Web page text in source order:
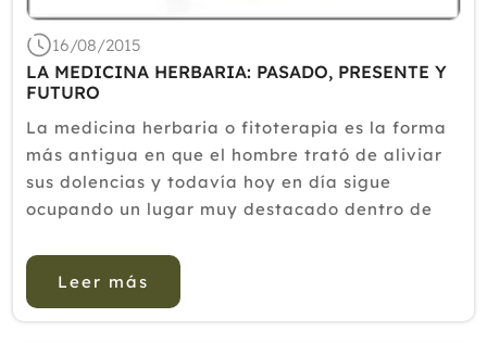
2017
2016
2014
2013
16/08/2015
LA MEDICINA HERBARIA: PASADO, PRESENTE Y
FUTURO
La medicina herbaria o fitoterapia es la forma
más antigua en que el hombre trató de aliviar
sus dolencias y todavía hoy en día sigue
ocupando un lugar muy destacado dentro de
enfermedad.Es una rama del conocimiento que
se enriquece constantemente, pu...
Leer más